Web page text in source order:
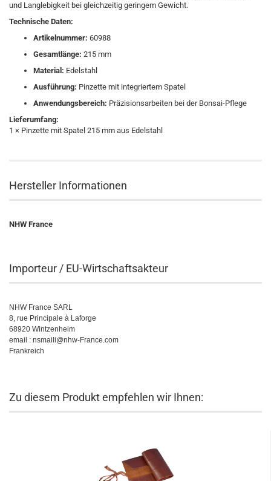
und Langlebigkeit bei gleichzeitig geringem Gewicht.
Technische Daten:
Artikelnummer: 60988
Gesamtlänge: 215 mm
Material: Edelstahl
Ausführung: Pinzette mit integriertem Spatel
Anwendungsbereich: Präzisionsarbeiten bei der Bonsai-Pflege
Lieferumfang:
1 × Pinzette mit Spatel 215 mm aus Edelstahl
Hersteller Informationen
NHW France
Importeur / EU-Wirtschaftsakteur
NHW France SARL
8, rue Principale à Laforge
68920 Wintzenheim
email : nsmaili@nhw-France.com
Frankreich
Zu diesem Produkt empfehlen wir Ihnen: